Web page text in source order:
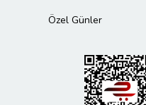
Özel Günler